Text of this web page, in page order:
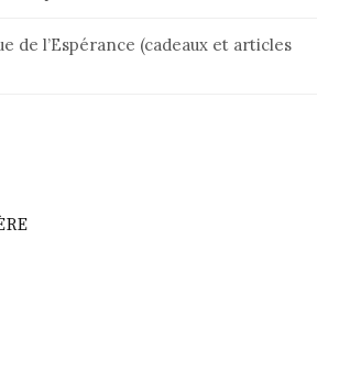
de l’Espérance (cadeaux et articles